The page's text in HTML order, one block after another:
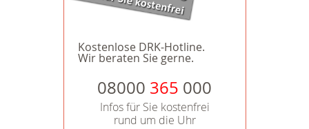
Kostenlose DRK-Hotline.
Wir beraten Sie gerne.
08000 365 000
Infos für Sie kostenfrei
rund um die Uhr